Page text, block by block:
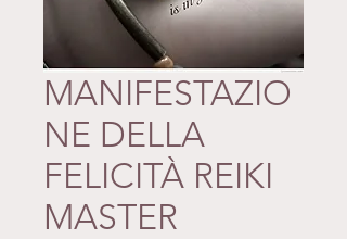
MANIFESTAZIO
NE DELLA
FELICITÀ REIKI
MASTER